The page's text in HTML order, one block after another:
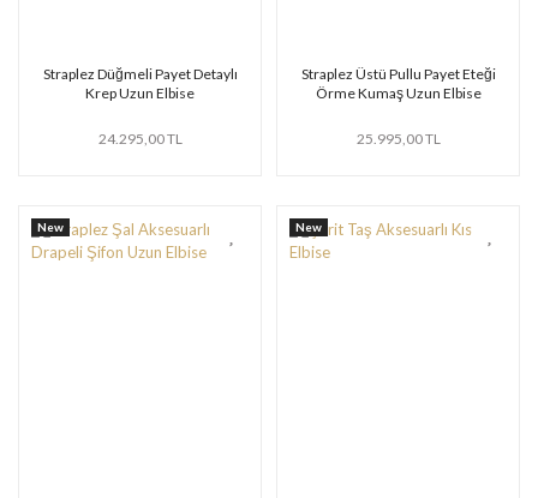
Straplez Düğmeli Payet Detaylı
Krep Uzun Elbise
24.295,00 TL
Straplez Üstü Pullu Payet Eteği
Örme Kumaş Uzun Elbise
25.995,00 TL
New New